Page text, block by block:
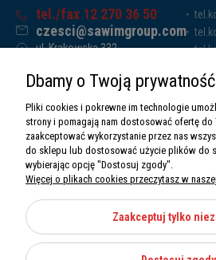
tel./fax 12 270 36 50
czesci@sawimgroup.com
ul. Krakowska 332,
Sawim Group Mariusz Zdyb sp. k.
NIP: 5130284470
REGON: 5246591010
O nas
Informacje
Moje konto
Dbamy o Twoją prywatność
Pliki cookies i pokrewne im technologie
strony i pomagają nam dostosować ofertę
zaakceptować wykorzystanie przez nas
do sklepu lub dostosować użycie plików do
wybierając opcję "Dostosuj zgody".
Więcej o plikach cookies przeczytasz w
Zaakceptuj tylko